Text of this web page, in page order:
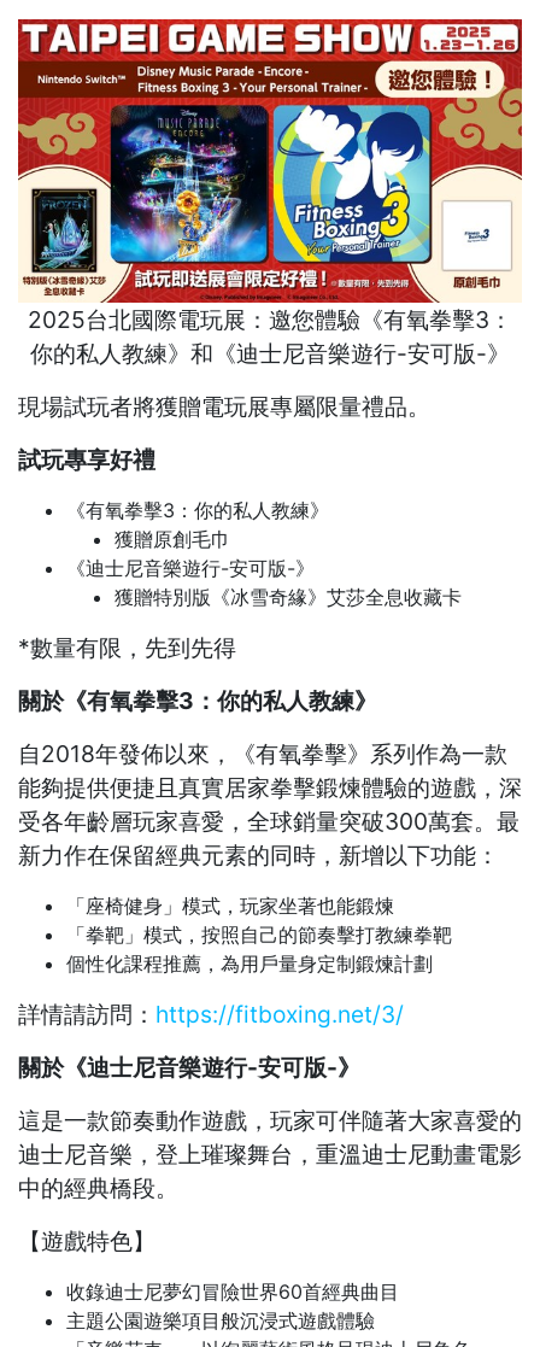
2025台北國際電玩展：邀您體驗《有氧拳擊3：
你的私人教練》和《迪士尼音樂遊行-安可版-》
現場試玩者將獲贈電玩展專屬限量禮品。
試玩專享好禮
《有氧拳擊3：你的私人教練》
獲贈原創毛巾
《迪士尼音樂遊行-安可版-》
獲贈特別版《冰雪奇緣》艾莎全息收藏卡
*數量有限，先到先得
關於《有氧拳擊3：你的私人教練》
自2018年發佈以來，《有氧拳擊》系列作為一款
能夠提供便捷且真實居家拳擊鍛煉體驗的遊戲，深
受各年齡層玩家喜愛，全球銷量突破300萬套。最
新力作在保留經典元素的同時，新增以下功能：
「座椅健身」模式，玩家坐著也能鍛煉
「拳靶」模式，按照自己的節奏擊打教練拳靶
個性化課程推薦，為用戶量身定制鍛煉計劃
詳情請訪問： https://fitboxing.net/3/
關於《迪士尼音樂遊行-安可版-》
這是一款節奏動作遊戲，玩家可伴隨著大家喜愛的
迪士尼音樂，登上璀璨舞台，重溫迪士尼動畫電影
中的經典橋段。
【遊戲特色】
收錄迪士尼夢幻冒險世界60首經典曲目
主題公園遊樂項目般沉浸式遊戲體驗